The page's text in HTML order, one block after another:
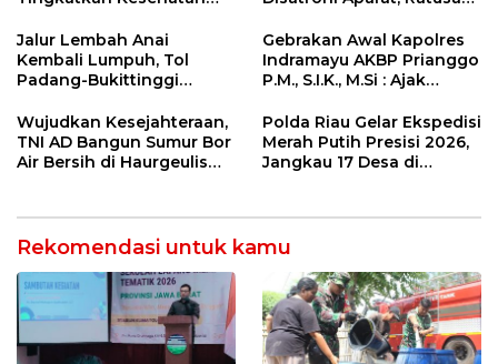
Pemeriksaan Kesehatan
Rutin dan Edukasi
Perawatan Gigi
Dites Urine!
Jalur Lembah Anai
Kembali Lumpuh, Tol
Padang-Bukittinggi
Strategis
Gebrakan Awal Kapolres
Indramayu AKBP Prianggo
P.M., S.I.K., M.Si : Ajak
dan Analisa Program Kerja
Wujudkan Kesejahteraan,
TNI AD Bangun Sumur Bor
Air Bersih di Haurgeulis
Polda Riau Gelar Ekspedisi
Merah Putih Presisi 2026,
Jangkau 17 Desa di
Rekomendasi untuk kamu